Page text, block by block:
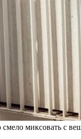
миксовать с